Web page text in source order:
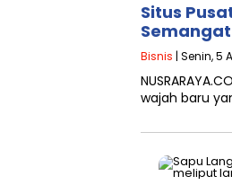
Situs
Bisnis | Senin, 5
wajah baru